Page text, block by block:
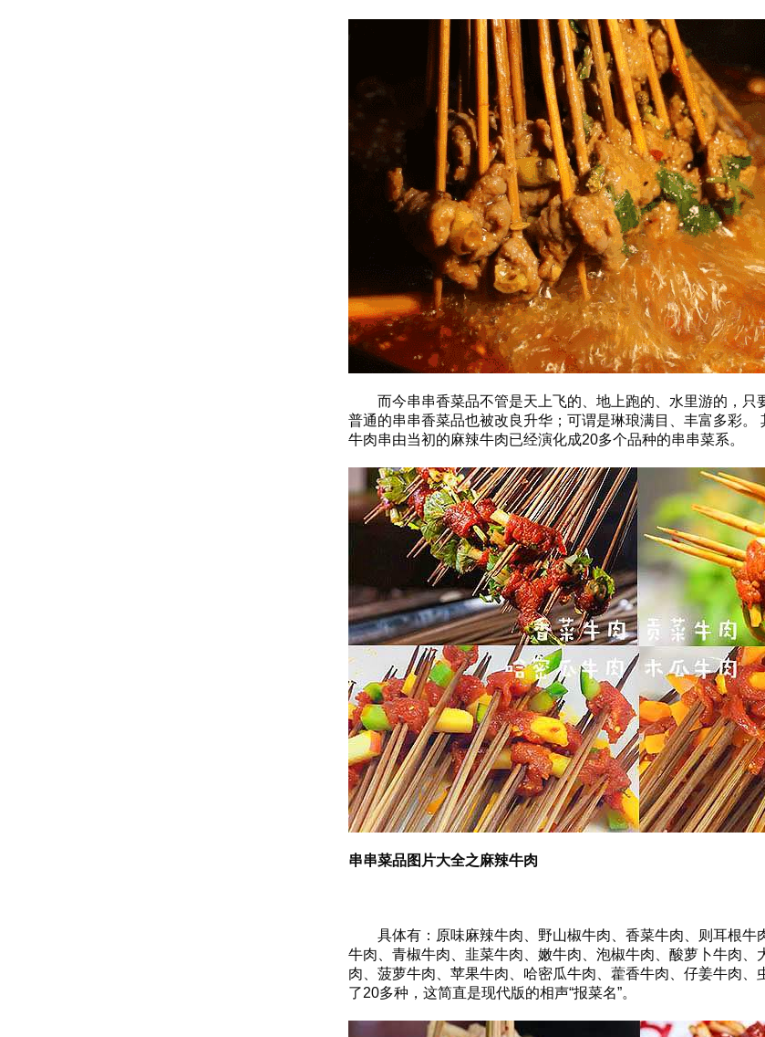
而今串串香菜品不管是天上飞的、地上跑的、水里游的，只
普通的串串香菜品也被改良升华；可谓是琳琅满目、丰富多彩
牛肉串由当初的麻辣牛肉已经演化成20多个品种的串串菜系。
串串菜品图片大全之麻辣牛肉
具体有：原味麻辣牛肉、野山椒牛肉、香菜牛肉、则耳根牛
牛肉、青椒牛肉、韭菜牛肉、嫩牛肉、泡椒牛肉、酸萝卜牛肉
肉、菠萝牛肉、苹果牛肉、哈密瓜牛肉、藿香牛肉、仔姜牛肉
了20多种，这简直是现代版的相声“报菜名”。